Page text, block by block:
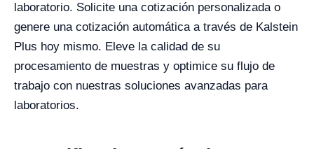
laboratorio. Solicite una cotización personalizada o
genere una cotización automática a través de Kalstein
Plus hoy mismo. Eleve la calidad de su
procesamiento de muestras y optimice su flujo de
trabajo con nuestras soluciones avanzadas para
laboratorios.